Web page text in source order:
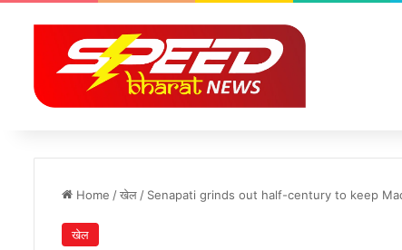
Home /खेल / Senapati grinds out half-century to keep
खेल